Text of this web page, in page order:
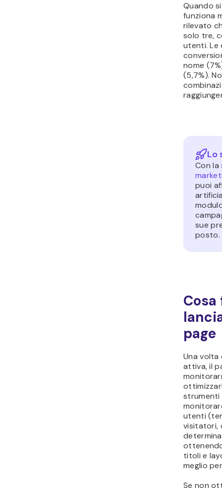
Quando
funziona
rilevato
solo tre,
utenti. Le
nome
(5,7%).
Lo
Con la
puoi
sue
posto.
page
Una volta
attiva, il
strumenti
utenti
visitatori,
titoli e
meglio
Se non